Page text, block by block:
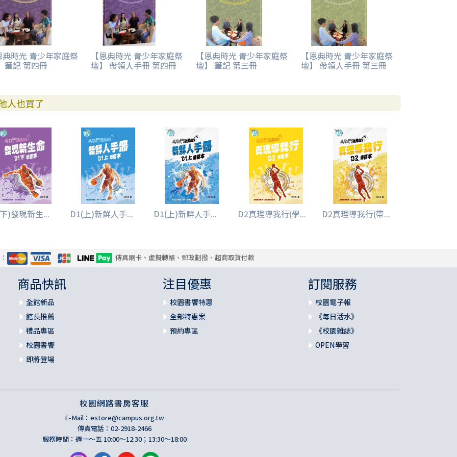
時光 青少年家庭祭
筆記 第四冊
【恩典時光 青少年家庭祭
壇】 帶領人手冊 第四冊
【恩典時光 青少年家庭祭
壇】 筆記 第三冊
【恩典時光 青少年家庭祭
壇】 帶領人手冊 第三冊
人也買了
)發現新生... D1(上)新鮮人手... D1(上)新鮮人手... D2真理導我行(學... D2真理導我行(帶...
傳真刷卡、虛擬轉帳、郵政劃撥、超商取貨付款
商品快訊
全館新品
館長推薦
禮品專區
校園書饗
即將登場
注目優惠
校園書饗特惠
全部特惠案
預約專區
訂閱服務
校園電子報
《每日活水》
《校園雜誌》
OPEN學習
校園網路書房客服
E-Mail： estore@campus.org.tw
傳真電話：02-2918-2466
服務時間：週一～五 10:00～12:30；13:30～18:00